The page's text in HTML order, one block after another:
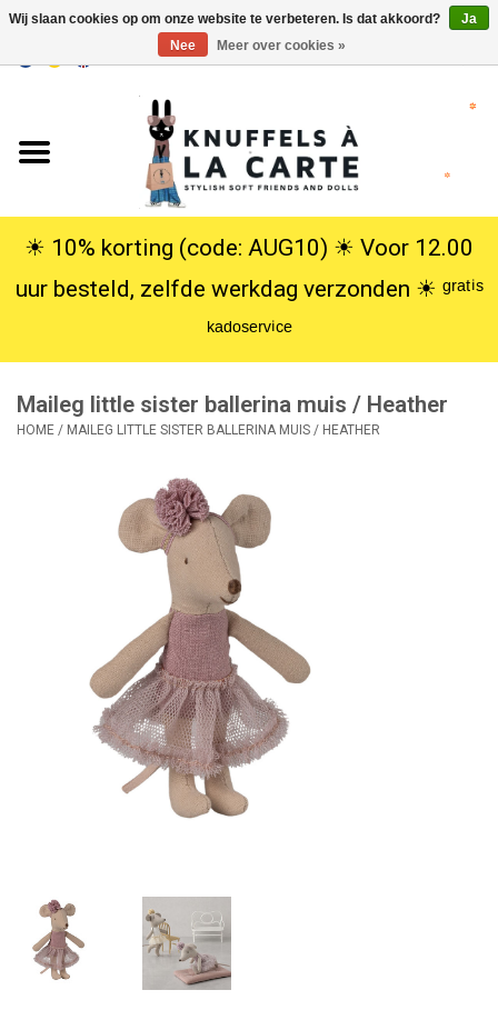
USD
Knuffels
Poppen
SALE
Cadeauservice
☀︎ 10% korting (code: AUG10) ☀︎ Voor 12.00
uur besteld, zelfde werkdag verzonden ☀︎ ᵍʳᵃᵗⁱˢ
ᵏᵃᵈᵒˢᵉʳᵛⁱᶜᵉ
Maileg little sister ballerina muis / Heather
HOME / MAILEG LITTLE SISTER BALLERINA MUIS / HEATHER
Wij slaan cookies op om onze website te verbeteren. Is dat akkoord?
Ja
Nee
Meer over cookies »